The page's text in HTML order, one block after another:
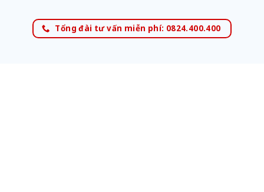
Tổng đài tư vấn miễn phí: 0824.400.400